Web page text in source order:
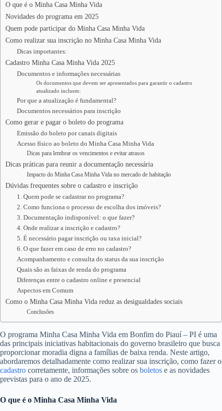
O que é o Minha Casa Minha Vida
Novidades do programa em 2025
Quem pode participar do Minha Casa Minha Vida
Como realizar sua inscrição no Minha Casa Minha Vida
Dicas importantes:
Cadastro Minha Casa Minha Vida 2025
Documentos e informações necessárias
Os documentos que devem ser apresentados para garantir o cadastro
atualizado incluem:
Por que a atualização é fundamental?
Documentos necessários para inscrição
Como gerar e pagar o boleto do programa
Emissão do boleto por canais digitais
Acesso físico ao boleto do Minha Casa Minha Vida
Dicas para lembrar os vencimentos e evitar atrasos
Dicas práticas para reunir a documentação necessária
Impacto do Minha Casa Minha Vida no mercado de habitação
Dúvidas frequentes sobre o cadastro e inscrição
1. Quem pode se cadastrar no programa?
2. Como funciona o processo de escolha dos imóveis?
3. Documentação indisponível: o que fazer?
4. Onde realizar a inscrição e cadastro?
5. É necessário pagar inscrição ou taxa inicial?
6. O que fazer em caso de erro no cadastro?
Acompanhamento e consulta do status da sua inscrição
Quais são as faixas de renda do programa
Diferenças entre o cadastro online e presencial
Aspectos em Comum
Como o Minha Casa Minha Vida reduz as desigualdades sociais
Conclusões
O programa Minha Casa Minha Vida em Bonfim do Piauí – PI é uma
das principais iniciativas habitacionais do governo brasileiro que busca
proporcionar moradia digna a famílias de baixa renda. Neste artigo,
abordaremos detalhadamente como realizar sua inscrição, como fazer o
cadastro corretamente, informações sobre os boletos e as novidades
previstas para o ano de 2025.
O que é o Minha Casa Minha Vida